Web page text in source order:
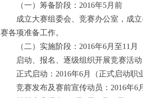
（一）筹备阶段：2016年5月前
成立大赛组委会、竞赛办公室，成
赛各项准备工作。
（二）实施阶段：2016年6月至11月
启动、报名、逐级组织开展竞赛活
正式启动：2016年6月（正式启动职
竞赛发布及赛前宣传动员：2016年6